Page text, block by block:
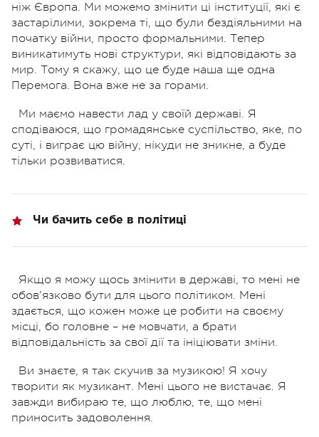
ніж Європа. Ми можемо змінити ці інституції, які є
застарілими, зокрема ті, що були бездіяльними на
початку війни, просто формальними. Тепер
виникатимуть нові структури, які відповідають за
мир. Тому я скажу, що це буде наша ще одна
Перемога. Вона вже не за горами.
Ми маємо навести лад у своїй державі. Я
сподіваюся, що громадянське суспільство, яке, по
суті, і виграє цю війну, нікуди не зникне, а буде
тільки розвиватися.
Чи бачить себе в політиці
Якщо я можу щось змінити в державі, то мені не
обов’язково бути для цього політиком. Мені
здається, що кожен може це робити на своєму
місці, бо головне – не мовчати, а брати
відповідальність за свої дії та ініціювати зміни.
Ви знаєте, я так скучив за музикою! Я хочу
творити як музикант. Мені цього не вистачає. Я
завжди вибираю те, що люблю, те, що мені
приносить задоволення.